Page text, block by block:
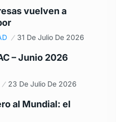
vuelven a
31 De Julio De 2026
– Junio 2026
23 De Julio De 2026
al Mundial: el